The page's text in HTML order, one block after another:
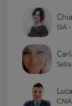
SIA
Sella